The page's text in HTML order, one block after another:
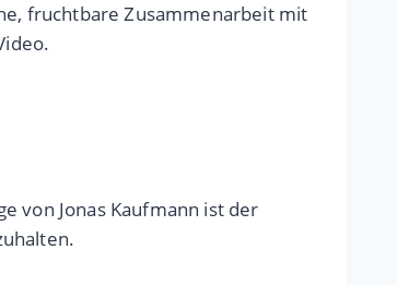
fruchtbare Zusammenarbeit mit
von Jonas Kaufmann ist der